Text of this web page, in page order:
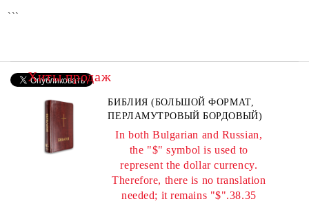
```
Хиты продаж
БИБЛИЯ (БОЛЬШОЙ ФОРМАТ,
ПЕРЛАМУТРОВЫЙ БОРДОВЫЙ)
In both Bulgarian and Russian,
the "$" symbol is used to
represent the dollar currency.
Therefore, there is no translation
needed; it remains "$".38.35